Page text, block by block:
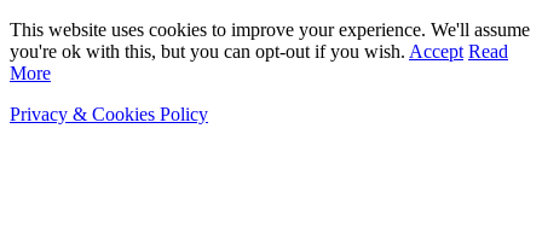
This website uses cookies to improve your experience. We'll assume
you're ok with this, but you can opt-out if you wish. Accept Read
More
Privacy & Cookies Policy